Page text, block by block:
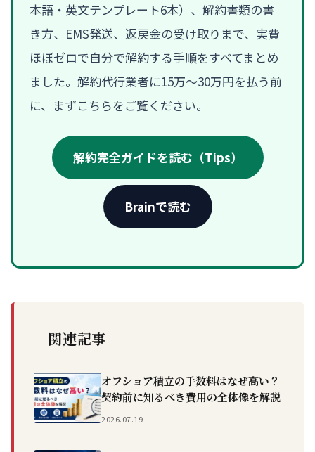
本語・英文テンプレート6本）、解約書類の書
き方、EMS発送、返戻金の受け取りまで、実費
ほぼゼロで自分で解約する手順をすべてまとめ
ました。解約代行業者に15万〜30万円を払う前
に、まずこちらをご覧ください。
解約完全ガイドを読む（Tips）
Brainで読む
関連記事
オフショア積立の手数料はなぜ高い？
契約前に知るべき費用の全体像を解説
2026.07.19